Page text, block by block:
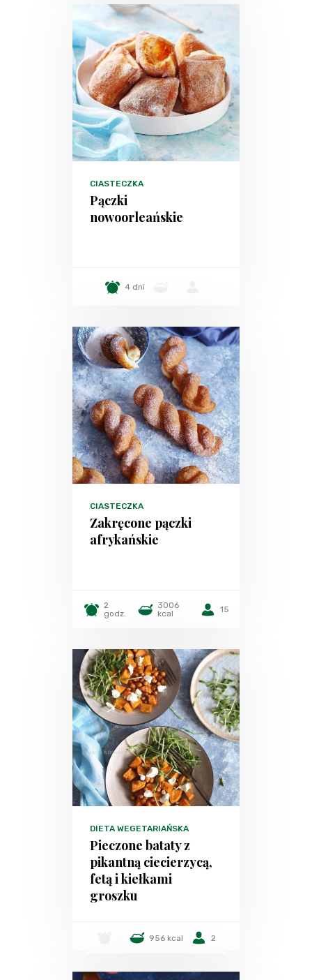
CIASTECZKA
Pączki
nowoorleańskie
4 dni
CIASTECZKA
Zakręcone pączki
afrykańskie
2
godz.
3006
kcal
15
DIETA WEGETARIAŃSKA
Pieczone bataty z
pikantną ciecierzycą,
fetą i kiełkami
groszku
956 kcal 2